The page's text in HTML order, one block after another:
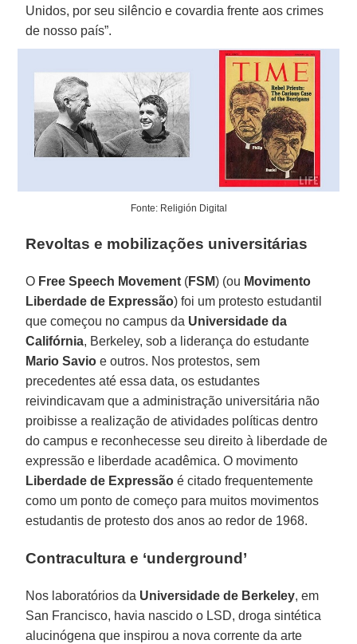
Unidos, por seu silêncio e covardia frente aos crimes
de nosso país”.
Fonte: Religión Digital
Revoltas e mobilizações universitárias
O Free Speech Movement (FSM) (ou Movimento
Liberdade de Expressão) foi um protesto estudantil
que começou no campus da Universidade da
Califórnia, Berkeley, sob a liderança do estudante
Mario Savio e outros. Nos protestos, sem
precedentes até essa data, os estudantes
reivindicavam que a administração universitária não
proibisse a realização de atividades políticas dentro
do campus e reconhecesse seu direito à liberdade de
expressão e liberdade acadêmica. O movimento
Liberdade de Expressão é citado frequentemente
como um ponto de começo para muitos movimentos
estudantis de protesto dos anos ao redor de 1968.
Contracultura e ‘underground’
Nos laboratórios da Universidade de Berkeley, em
San Francisco, havia nascido o LSD, droga sintética
alucinógena que inspirou a nova corrente da arte